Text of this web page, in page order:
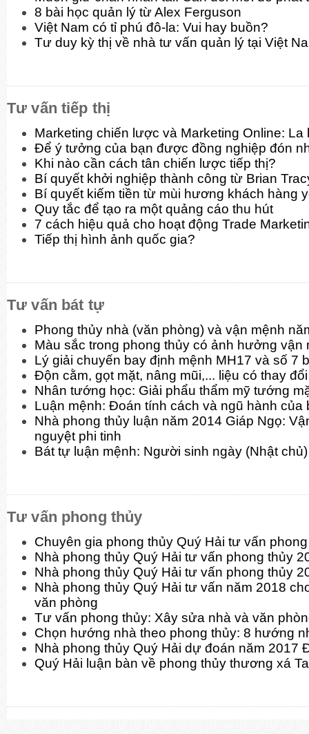
8 bài học quản lý từ Alex Ferguson
Việt Nam có tỉ phú đô-la: Vui hay buồn?
Tư duy kỳ thị về nhà tư vấn quản lý tại Việt
Tư vấn tiếp thị
Marketing chiến lược và Marketing Online: La
Để ý tưởng của bạn được đồng nghiệp đón
Khi nào cần cách tân chiến lược tiếp thị?
Bí quyết khởi nghiệp thành công từ Brian
Bí quyết kiếm tiền từ mùi hương khách hàng
Quy tắc để tạo ra một quảng cáo thu hút
7 cách hiệu quả cho hoạt động Trade
Tiếp thị hình ảnh quốc gia?
Tư vấn bát tự
Phong thủy nhà (văn phòng) và vận mệnh
Màu sắc trong phong thủy có ảnh hưởng vận
Lý giải chuyến bay định mệnh MH17 và số 7
Độn cằm, gọt mặt, nâng mũi,... liệu có thay
Nhân tướng học: Giải phẩu thẩm mỹ tướng
Luận mệnh: Đoán tính cách và ngũ hành của
Nhà phong thủy luận năm 2014 Giáp Ngọ:
nguyệt phi tinh
Bát tự luận mệnh: Người sinh ngày (Nhật
Tư vấn phong thủy
Chuyên gia phong thủy Quý Hải tư vấn
Nhà phong thủy Quý Hải tư vấn phong thủy
Nhà phong thủy Quý Hải tư vấn phong thủy
Nhà phong thủy Quý Hải tư vấn năm 2018
văn phòng
Tư vấn phong thủy: Xây sửa nhà và văn
Chọn hướng nhà theo phong thủy: 8 hướng
Nhà phong thủy Quý Hải dự đoán năm 2017
Quý Hải luận bàn về phong thủy thương xá